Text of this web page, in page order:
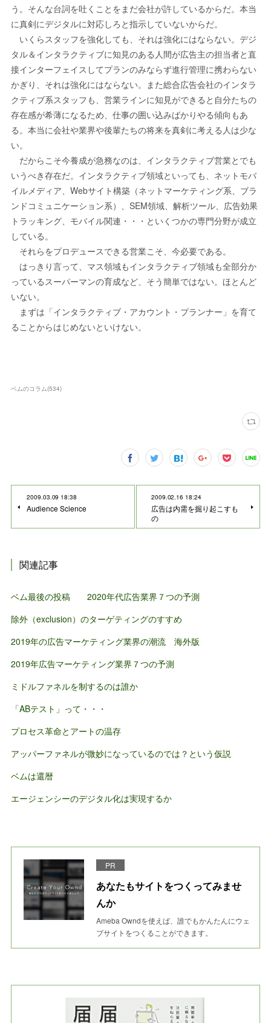
う。そんな台詞を吐くことをまだ会社が許しているからだ。本当
に真剣にデジタルに対応しろと指示していないからだ。
いくらスタッフを強化しても、それは強化にはならない。デジ
タル＆インタラクティブに知見のある人間が広告主の担当者と直
接インターフェイスしてプランのみならず進行管理に携わらない
かぎり、それは強化にはならない。また総合広告会社のインタラ
クティブ系スタッフも、営業ラインに知見ができると自分たちの
存在感が希薄になるため、仕事の囲い込みばかりやる傾向もあ
る。本当に会社や業界や後輩たちの将来を真剣に考える人は少な
い。
だからこそ今養成が急務なのは、インタラクティブ営業とでも
いうべき存在だ。インタラクティブ領域といっても、ネットモバ
イルメディア、Webサイト構築（ネットマーケティング系、ブラ
ンドコミュニケーション系）、SEM領域、解析ツール、広告効果
トラッキング、モバイル関連・・・といくつかの専門分野が成立
している。
それらをプロデュースできる営業こそ、今必要である。
はっきり言って、マス領域もインタラクティブ領域も全部分か
っているスーパーマンの育成など、そう簡単ではない。ほとんど
いない。
まずは「インタラクティブ・アカウント・プランナー」を育て
ることからはじめないといけない。
ベムのコラム(534)
2009.03.09 18:38
Audience Science
2009.02.16 18:24
広告は内需を掘り起こすも
の
関連記事
ベム最後の投稿 2020年代広告業界７つの予測
除外（exclusion）のターゲティングのすすめ
2019年の広告マーケティング業界の潮流 海外版
2019年広告マーケティング業界７つの予測
ミドルファネルを制するのは誰か
「ABテスト」って・・・
プロセス革命とアートの温存
アッパーファネルが微妙になっているのでは？という仮説
ベムは還暦
エージェンシーのデジタル化は実現するか
PR
あなたもサイトをつくってみませ
んか
Ameba Owndを使えば、誰でもかんたんにウェ
ブサイトをつくることができます。